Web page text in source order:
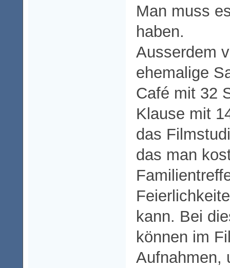
Man muss
haben.
Ausserdem
ehemalige
Café mit 32
Klause mit
das
das man
kann. Bei
können im
Aufnahmen,